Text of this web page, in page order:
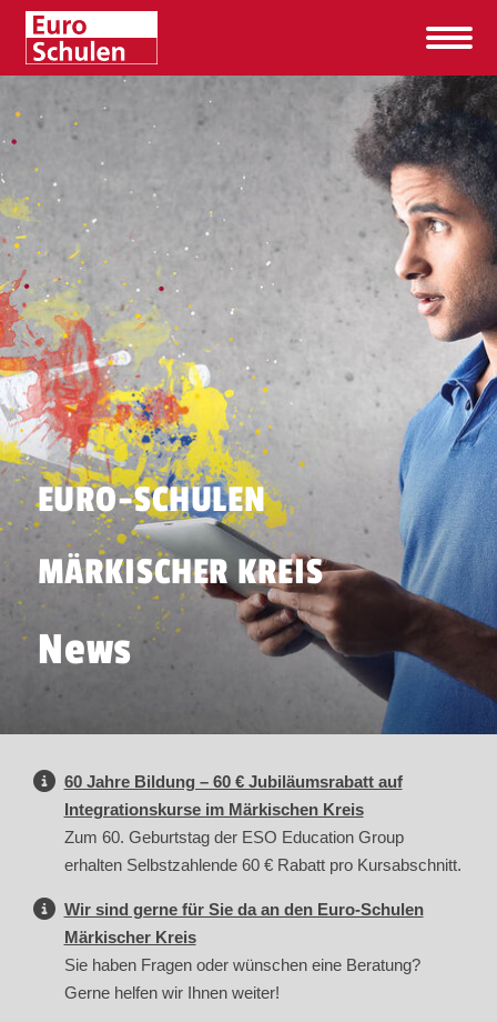
EURO-SCHULEN
MÄRKISCHER KREIS
News
60 Jahre Bildung – 60 € Jubiläumsrabatt auf
Integrationskurse im Märkischen Kreis
Zum 60. Geburtstag der ESO Education Group
erhalten Selbstzahlende 60 € Rabatt pro Kursabschnitt.
Wir sind gerne für Sie da an den Euro-Schulen
Märkischer Kreis
Sie haben Fragen oder wünschen eine Beratung?
Gerne helfen wir Ihnen weiter!